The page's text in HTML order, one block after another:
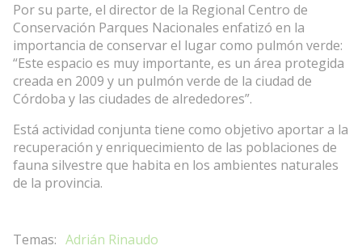
Por su parte, el director de la Regional Centro de
Conservación Parques Nacionales enfatizó en la
importancia de conservar el lugar como pulmón verde:
“Este espacio es muy importante, es un área protegida
creada en 2009 y un pulmón verde de la ciudad de
Córdoba y las ciudades de alrededores”.
Está actividad conjunta tiene como objetivo aportar a la
recuperación y enriquecimiento de las poblaciones de
fauna silvestre que habita en los ambientes naturales
de la provincia.
Adrián Rinaudo